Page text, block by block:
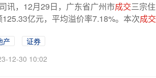
讯，12月29日，广东省广州市成交三宗
125.33亿元，平均溢价率7.18%。本次成交
产
证券
12-30 10:02